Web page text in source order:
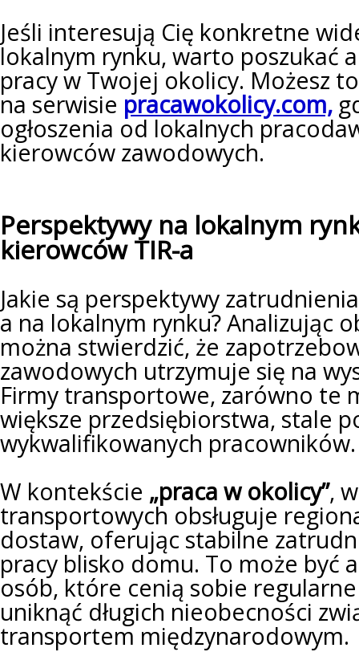
Jeśli interesują Cię konkretne
lokalnym rynku, warto poszukać
pracy w Twojej okolicy. Możesz
na serwisie pracawokolicy.com,
ogłoszenia od lokalnych
kierowców zawodowych.
Perspektywy na lokalnym
kierowców TIR-a
Jakie są perspektywy
a na lokalnym rynku? Analizując
można stwierdzić, że
zawodowych utrzymuje się na
Firmy transportowe, zarówno te
większe przedsiębiorstwa, stale
wykwalifikowanych pracowników.
W kontekście „praca w okolicy”,
transportowych obsługuje
dostaw, oferując stabilne
pracy blisko domu. To może być
osób, które cenią sobie
uniknąć długich nieobecności
transportem międzynarodowym.